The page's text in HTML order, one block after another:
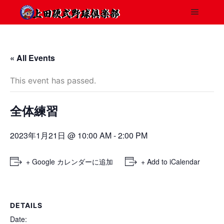
« All Events
This event has passed.
全体練習
2023年1月21日 @ 10:00 AM-2:00 PM
+ Google カレンダーに追加 + Add to iCalendar
DETAILS
Date: